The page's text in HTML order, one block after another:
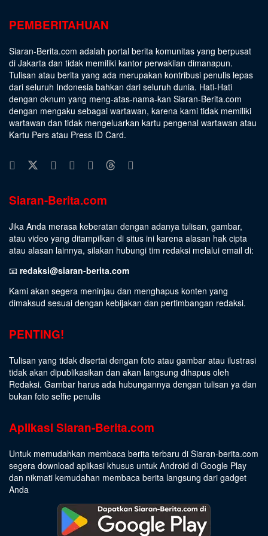
PEMBERITAHUAN
Siaran-Berita.com adalah portal berita komunitas yang berpusat
di Jakarta dan tidak memiliki kantor perwakilan dimanapun.
Tulisan atau berita yang ada merupakan kontribusi penulis lepas
dari seluruh Indonesia bahkan dari seluruh dunia. Hati-Hati
dengan oknum yang meng-atas-nama-kan Siaran-Berita.com
dengan mengaku sebagai wartawan, karena kami tidak memiliki
wartawan dan tidak mengeluarkan kartu pengenal wartawan atau
Kartu Pers atau Press ID Card.
Siaran-Berita.com
Jika Anda merasa keberatan dengan adanya tulisan, gambar,
atau video yang ditampilkan di situs ini karena alasan hak cipta
atau alasan lainnya, silakan hubungi tim redaksi melalui email di:
📧 redaksi@siaran-berita.com
Kami akan segera meninjau dan menghapus konten yang
dimaksud sesuai dengan kebijakan dan pertimbangan redaksi.
PENTING!
Tulisan yang tidak disertai dengan foto atau gambar atau ilustrasi
tidak akan dipublikasikan dan akan langsung dihapus oleh
Redaksi. Gambar harus ada hubungannya dengan tulisan ya dan
bukan foto selfie penulis
Aplikasi Siaran-Berita.com
Untuk memudahkan membaca berita terbaru di Siaran-berita.com
segera download aplikasi khusus untuk Android di Google Play
dan nikmati kemudahan membaca berita langsung dari gadget
Anda